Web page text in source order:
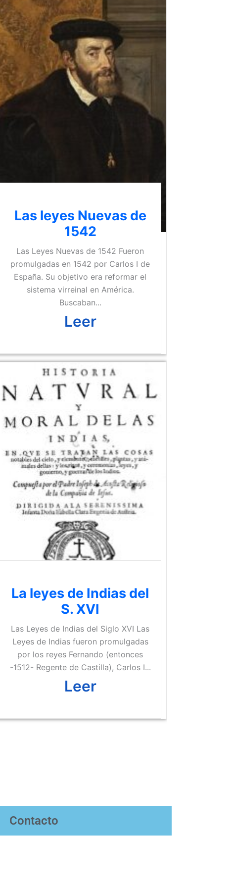
Las leyes Nuevas de
1542
Las Leyes Nuevas de 1542 Fueron
promulgadas en 1542 por Carlos I de
España. Su objetivo era reformar el
sistema virreinal en América.
Buscaban...
Leer
La leyes de Indias del
S. XVI
Las Leyes de Indias del Siglo XVI Las
Leyes de Indias fueron promulgadas
por los reyes Fernando (entonces
-1512- Regente de Castilla), Carlos I...
Leer
Contacto